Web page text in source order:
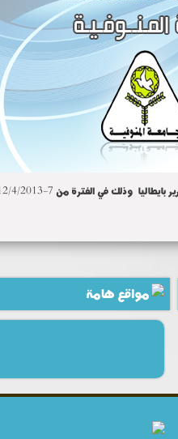
وذلك في الفترة من 7-12/4/2013
مواقع هامة